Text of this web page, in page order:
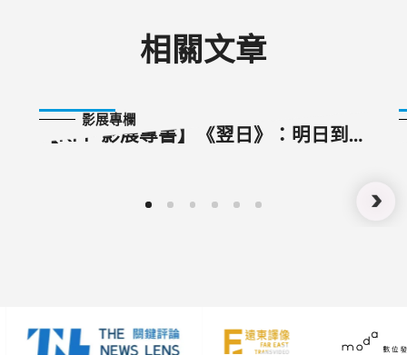
相關文章
影展專欄
【KFF 影展專書】《翌日》：明日到